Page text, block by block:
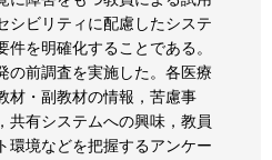
シビリティに配慮したシステ
を明確化することである。
の前調査を実施した。各医療
材・副教材の情報，苦慮事
共有システムへの興味，教員
環境などを把握するアンケー